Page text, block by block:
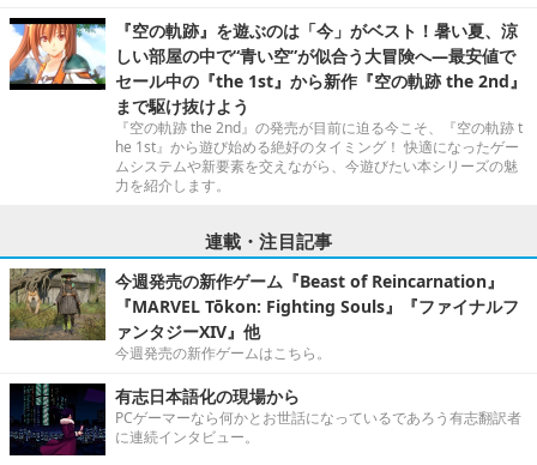
『空の軌跡』を遊ぶのは「今」がベスト！暑い夏、涼
しい部屋の中で“青い空”が似合う大冒険へ―最安値で
セール中の『the 1st』から新作『空の軌跡 the 2nd』
まで駆け抜けよう
『空の軌跡 the 2nd』の発売が目前に迫る今こそ、『空の軌跡 t
he 1st』から遊び始める絶好のタイミング！ 快適になったゲー
ムシステムや新要素を交えながら、今遊びたい本シリーズの魅
力を紹介します。
連載・注目記事
今週発売の新作ゲーム『Beast of Reincarnation』
『MARVEL Tōkon: Fighting Souls』『ファイナルフ
ァンタジーXIV』他
今週発売の新作ゲームはこちら。
有志日本語化の現場から
PCゲーマーなら何かとお世話になっているであろう有志翻訳者
に連続インタビュー。